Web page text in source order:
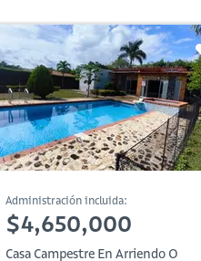
Administración incluida:
$4,650,000
Casa Campestre En Arriendo O